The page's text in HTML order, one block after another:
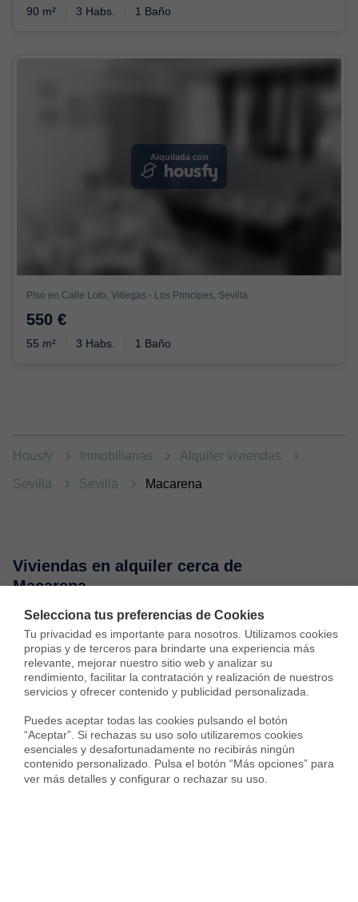
Selecciona tus preferencias de Cookies
Tu privacidad es importante para nosotros. Utilizamos cookies
propias y de terceros para brindarte una experiencia más
relevante, mejorar nuestro sitio web y analizar su
rendimiento, facilitar la contratación y realización de nuestros
servicios y ofrecer contenido y publicidad personalizada.
Puedes aceptar todas las cookies pulsando el botón
“Aceptar”. Si rechazas su uso solo utilizaremos cookies
esenciales y desafortunadamente no recibirás ningún
contenido personalizado. Pulsa el botón “Más opciones” para
ver más detalles y configurar o rechazar su uso.
90 m² 3 Habs. 1 Baño
Alquilada con
Piso en Calle Loto, Villegas - Los Principes, Sevilla
550 €
55 m² 3 Habs. 1 Baño
Housfy Inmobiliarias Alquiler viviendas
Sevilla Sevilla Macarena
Viviendas en alquiler cerca de
Macarena
¡Nueva!
Piso en Calle Tigris, Alcalde L. Uruñuela - Palacio de Congresos, Sevilla